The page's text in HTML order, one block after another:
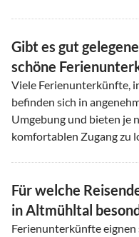
Gibt es gut
schöne
Viele Ferienunterkünfte,
befinden sich in
Umgebung und bieten je
komfortablen Zugang zu
Für welche
in Altmühltal
Ferienunterkünfte eignen